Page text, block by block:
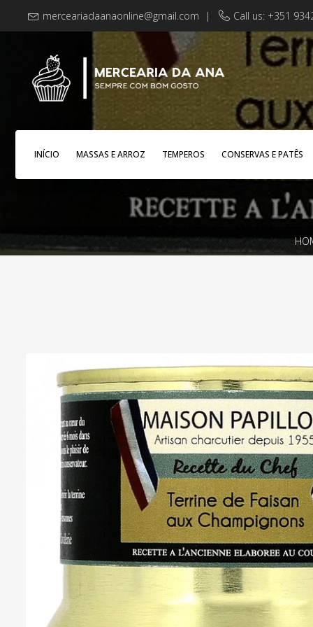
merceariadaanaonline@gmail.com | Call us: +351
INÍCIO MASSAS E ARROZ TEMPEROS CONSERVAS E PATÊS